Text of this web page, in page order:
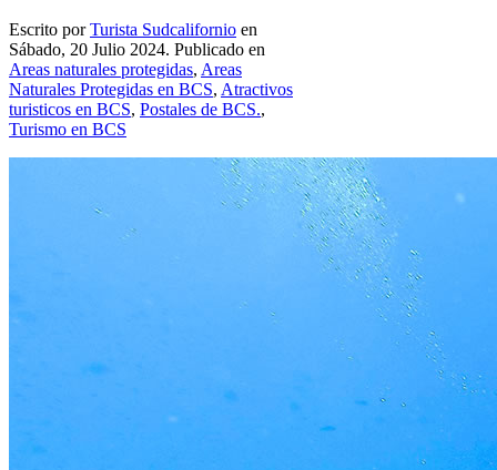
Escrito porTurista Sudcalifornio en
Sábado, 20 Julio 2024. Publicado en
Areas naturales protegidas, Areas
Naturales Protegidas en BCS, Atractivos
turisticos en BCS, Postales de BCS.,
Turismo en BCS